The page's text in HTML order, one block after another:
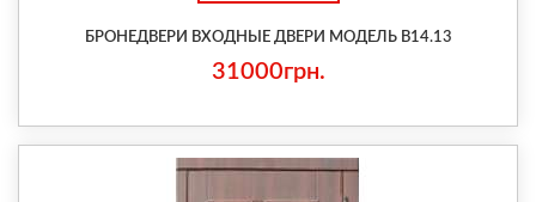
БРОНЕДВЕРИ ВХОДНЫЕ ДВЕРИ МОДЕЛЬ В14.13
31000грн.